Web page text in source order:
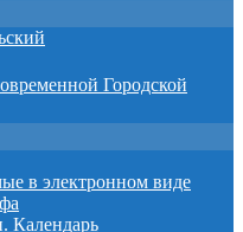
Городской
в электронном виде
Календарь